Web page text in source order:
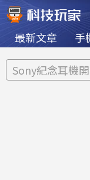
最新文章 手
Sony紀念耳機